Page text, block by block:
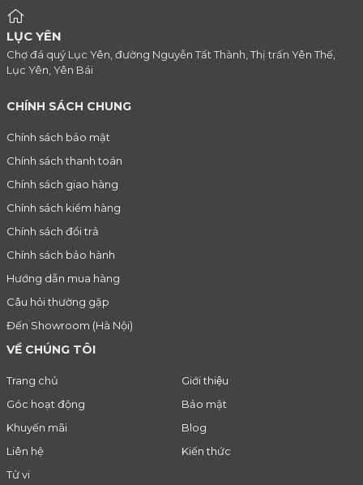
LỤC YÊN
Chợ đá quý Lục Yên, đường Nguyễn Tất Thành, Thị trấn Yên Thế,
Lục Yên, Yên Bái
CHÍNH SÁCH CHUNG
Chính sách bảo mật
Chính sách thanh toán
Chính sách giao hàng
Chính sách kiểm hàng
Chính sách đổi trả
Chính sách bảo hành
Hướng dẫn mua hàng
Câu hỏi thường gặp
Đến Showroom (Hà Nội)
VỀ CHÚNG TÔI
Trang chủ
Giới thiệu
Góc hoạt động
Bảo mật
Khuyến mãi
Blog
Liên hệ
Kiến thức
Tử vi